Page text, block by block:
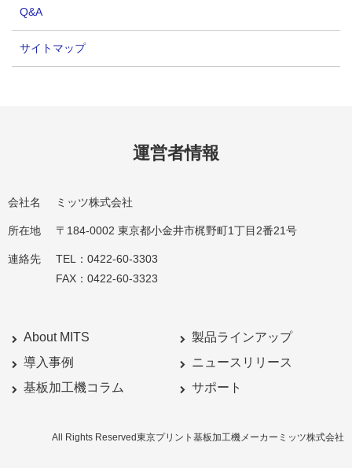
Q&A
サイトマップ
運営者情報
会社名 ミッツ株式会社
所在地 〒184-0002 東京都小金井市梶野町1丁目2番21号
連絡先
TEL：0422-60-3303
FAX：0422-60-3323
About MITS
製品ラインアップ
導入事例
ニュースリリース
基板加工機コラム
サポート
All Rights Reserved東京プリント基板加工機メーカーミッツ株式会社